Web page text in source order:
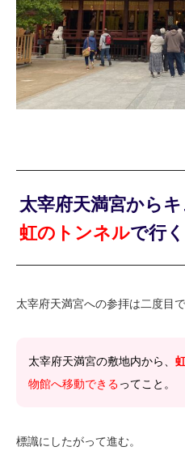
太宰府天満宮から
虹のトンネルで行く
太宰府天満宮への参拝は二度目
太宰府天満宮の敷地内から、
物館へ移動できるってこと。
標識にしたがって進む。